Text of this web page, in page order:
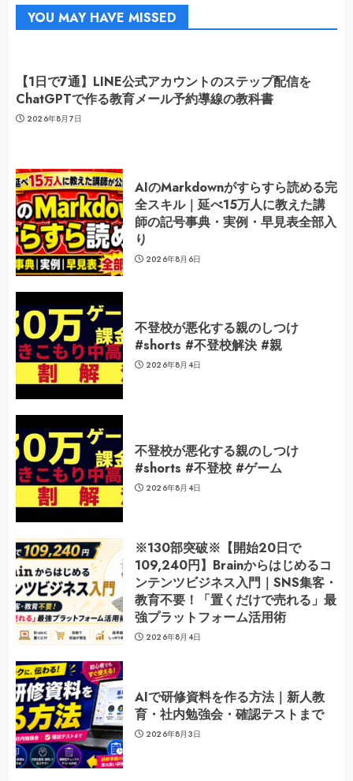
YOU MAY HAVE MISSED
【1日で7通】LINE公式アカウントのステップ配信を
ChatGPTで作る教育メール予約導線の教科書
2026年8月7日
AIのMarkdownがすらすら読める完
全スキル｜延べ15万人に教えた講
師の記号事典・実例・早見表全部入
り
2026年8月6日
不登校が悪化する親のしつけ
#shorts #不登校解決 #親
2026年8月4日
不登校が悪化する親のしつけ
#shorts #不登校 #ゲーム
2026年8月4日
※130部突破※【開始20日で
109,240円】Brainからはじめるコ
ンテンツビジネス入門｜SNS集客・
教育不要！「置くだけで売れる」最
強プラットフォーム活用術
2026年8月4日
AIで研修資料を作る方法｜新人教
育・社内勉強会・確認テストまで
2026年8月3日